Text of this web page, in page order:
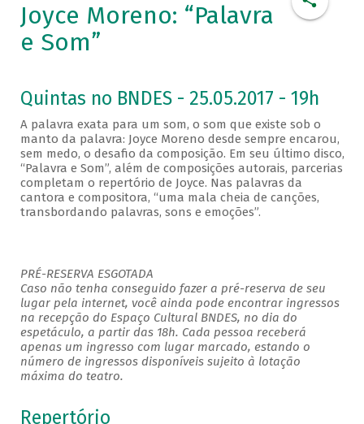
Joyce Moreno: “Palavra
e Som”
Quintas no BNDES - 25.05.2017 - 19h
A palavra exata para um som, o som que existe sob o
manto da palavra: Joyce Moreno desde sempre encarou,
sem medo, o desafio da composição. Em seu último disco,
“Palavra e Som”, além de composições autorais, parcerias
completam o repertório de Joyce. Nas palavras da
cantora e compositora, “uma mala cheia de canções,
transbordando palavras, sons e emoções”.
PRÉ-RESERVA ESGOTADA
Caso não tenha conseguido fazer a pré-reserva de seu
lugar pela internet, você ainda pode encontrar ingressos
na recepção do Espaço Cultural BNDES, no dia do
espetáculo, a partir das 18h. Cada pessoa receberá
apenas um ingresso com lugar marcado, estando o
número de ingressos disponíveis sujeito à lotação
máxima do teatro.
Repertório